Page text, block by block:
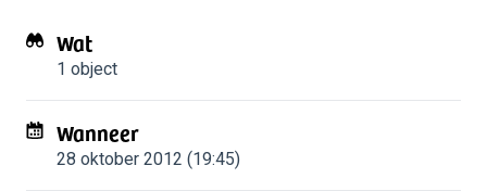
Wat
1 object
Wanneer
28 oktober 2012 (19:45)